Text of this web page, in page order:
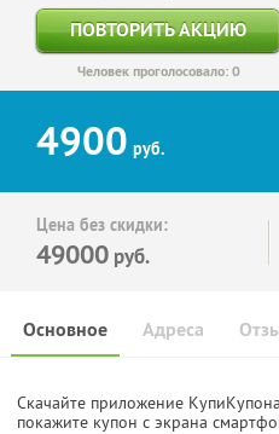
ПОВТОРИТЬ АКЦИЮ
Человек проголосовало: 0
4900 руб.
Цена без скидки:
49000 руб.
Основное Адреса
Скачайте приложение
покажите купон с экрана